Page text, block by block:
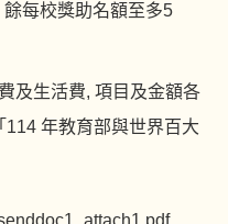
每校獎助名額至多5
及生活費, 項目及金額各
年教育部與世界百大